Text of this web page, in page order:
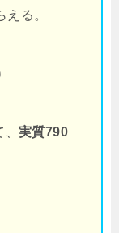
える。
、実質790